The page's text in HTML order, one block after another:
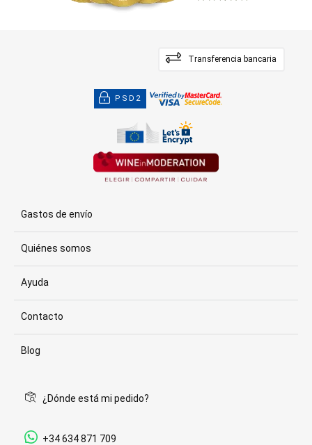
Transferencia bancaria
PSD2
Gastos de envío
Quiénes somos
Ayuda
Contacto
Blog
¿Dónde está mi pedido?
+34 634 871 709